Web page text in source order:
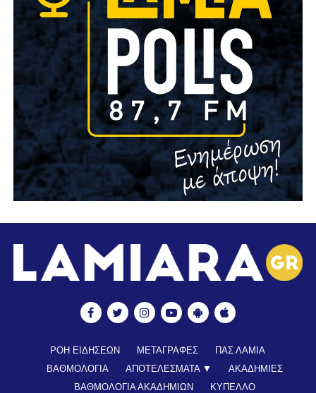
ΡΟΗ ΕΙΔΗΣΕΩΝ ΜΕΤΑΓΡΑΦΕΣ
ΠΑΣ ΛΑΜΙΑ
ΒΑΘΜΟΛΟΓΙΑ
ΑΠΟΤΕΛΕΣΜΑΤΑ ▼
ΑΚΑΔΗΜΙΕΣ
ΒΑΘΜΟΛΟΓΙΑ ΑΚΑΔΗΜΙΩΝ
ΚΥΠΕΛΛΟ